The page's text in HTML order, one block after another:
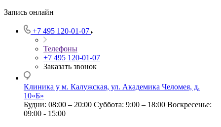
Запись онлайн
+7 495 120-01-07
Телефоны
+7 495 120-01-07
Заказать звонок
Клиника у м. Калужская, ул. Академика Челомея, д.
10«Б»
Будни: 08:00 – 20:00 Суббота: 9:00 – 18:00 Воскресенье:
09:00 - 15:00